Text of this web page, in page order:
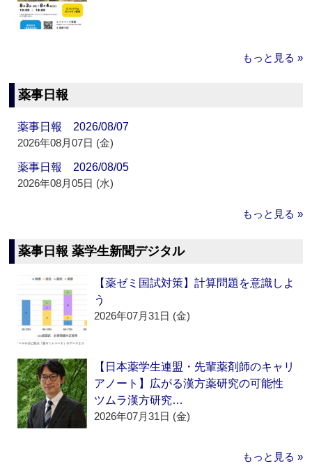
もっと見る »
薬事日報
薬事日報 2026/08/07
2026年08月07日 (金)
薬事日報 2026/08/05
2026年08月05日 (水)
もっと見る »
薬事日報 薬学生新聞デジタル
【薬ゼミ国試対策】計算問題を意識しよ
う
2026年07月31日 (金)
【日本薬学生連盟・先輩薬剤師のキャリ
アノート】広がる漢方薬研究の可能性
ツムラ漢方研究…
2026年07月31日 (金)
もっと見る »